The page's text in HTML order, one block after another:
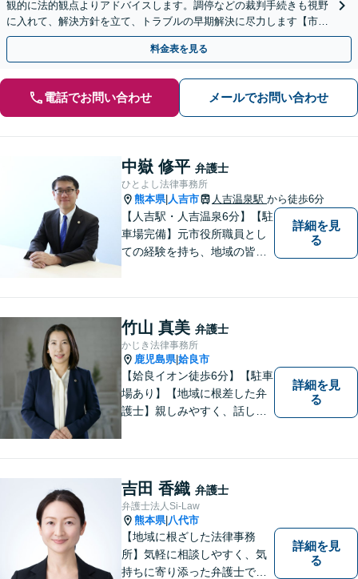
観的に法的観点よりアドバイスします。調停などの裁判手続きも視野
に入れて、解決方針を立て、トラブルの早期解決に尽力します【市役
所前2分】【休日・夜間面談OK】
料金表を見る
電話でお問い合わせ メールでお問い合わせ
中嶽 修平 弁護士
ひとよし法律事務所
熊本県| 人吉市 人吉温泉駅 から徒歩6分
【人吉駅・人吉温泉6分】【駐
車場完備】元市役所職員とし
ての経験を持ち、地域の皆さ
懇切丁寧に対応し、解決を目
指します【LINE対応】
詳細を見
る
竹山 真美 弁護士
かじき法律事務所
鹿児島県|姶良市
【姶良イオン徒歩6分】【駐車
場あり】【地域に根差した弁
護士】親しみやすく、話しや
す。離婚問題／相続問題／借
金問題／交通事故など、幅広
く対応可能。お悩みの方は、
お気軽にご相談ください。
詳細を見
る
吉田 香織 弁護士
弁護士法人Si-Law
熊本県| 八代市
【地域に根ざした法律事務
所】気軽に相談しやすく、気
持ちに寄り添った弁護士であ
詳細を見
る